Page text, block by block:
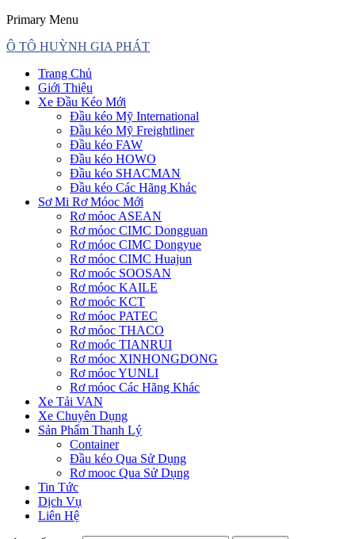
Primary Menu
Ô TÔ HUỲNH GIA PHÁT
Trang Chủ
Giới Thiệu
Xe Đầu Kéo Mới
Đầu kéo Mỹ International
Đầu kéo Mỹ Freightliner
Đầu kéo FAW
Đầu kéo HOWO
Đầu kéo SHACMAN
Đầu kéo Các Hãng Khác
Sơ Mi Rơ Móoc Mới
Rơ móoc ASEAN
Rơ móoc CIMC Dongguan
Rơ móoc CIMC Dongyue
Rơ móoc CIMC Huajun
Rơ moóc SOOSAN
Rơ móoc KAILE
Rơ moóc KCT
Rơ móoc PATEC
Rơ móoc THACO
Rơ moóc TIANRUI
Rơ móoc XINHONGDONG
Rơ móoc YUNLI
Rơ móoc Các Hãng Khác
Xe Tải VAN
Xe Chuyên Dụng
Sản Phẩm Thanh Lý
Container
Đầu kéo Qua Sử Dụng
Rơ mooc Qua Sử Dụng
Tin Tức
Dịch Vụ
Liên Hệ